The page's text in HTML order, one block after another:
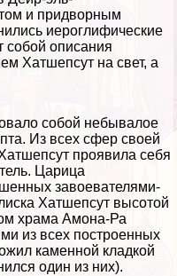
и придворным
иероглифические
собой описания
Хатшепсут на свет, а
собой небывалое
Из всех сфер своей
проявила себя
Царица
завоевателями-
Хатшепсут высотой
храма Амона-Ра
из всех построенных
каменной кладкой
один из них).